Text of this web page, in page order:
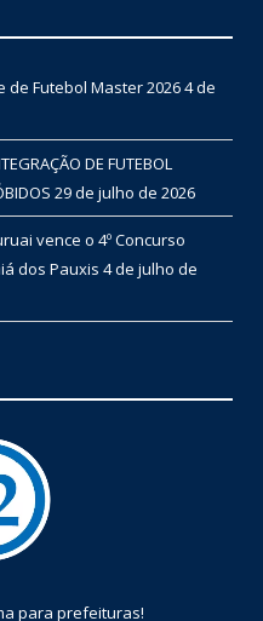
de Futebol Master 20264 de
DE FUTEBOL
29 de julho de 2026
vence o 4º Concurso
dos Pauxis 4 de julho de
para prefeituras!